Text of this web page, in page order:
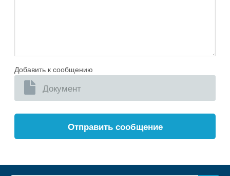
Добавить к сообщению
Документ